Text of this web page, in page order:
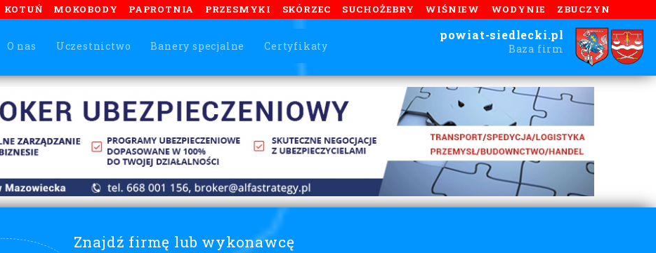
KOTUŃ MOKOBODY PAPROTNIA PRZESMYKI SKÓRZEC SUCHOŻEBRY WIŚNIEW WODYNIE ZBUCZYN
O nas Uczestnictwo Banery specjalne Certyfikaty
powiat-siedlecki.pl
Baza firm
Znajdź firmę lub wykonawcę